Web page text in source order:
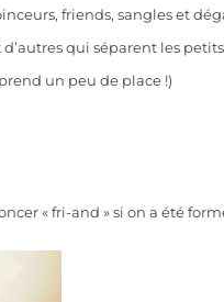
friends, sangles et
qui séparent les
un peu de place !)
« fri-and » si on a été